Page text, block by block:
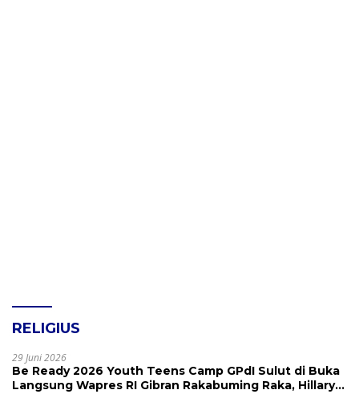
RELIGIUS
29 Juni 2026
Be Ready 2026 Youth Teens Camp GPdI Sulut di Buka
Langsung Wapres RI Gibran Rakabuming Raka, Hillary